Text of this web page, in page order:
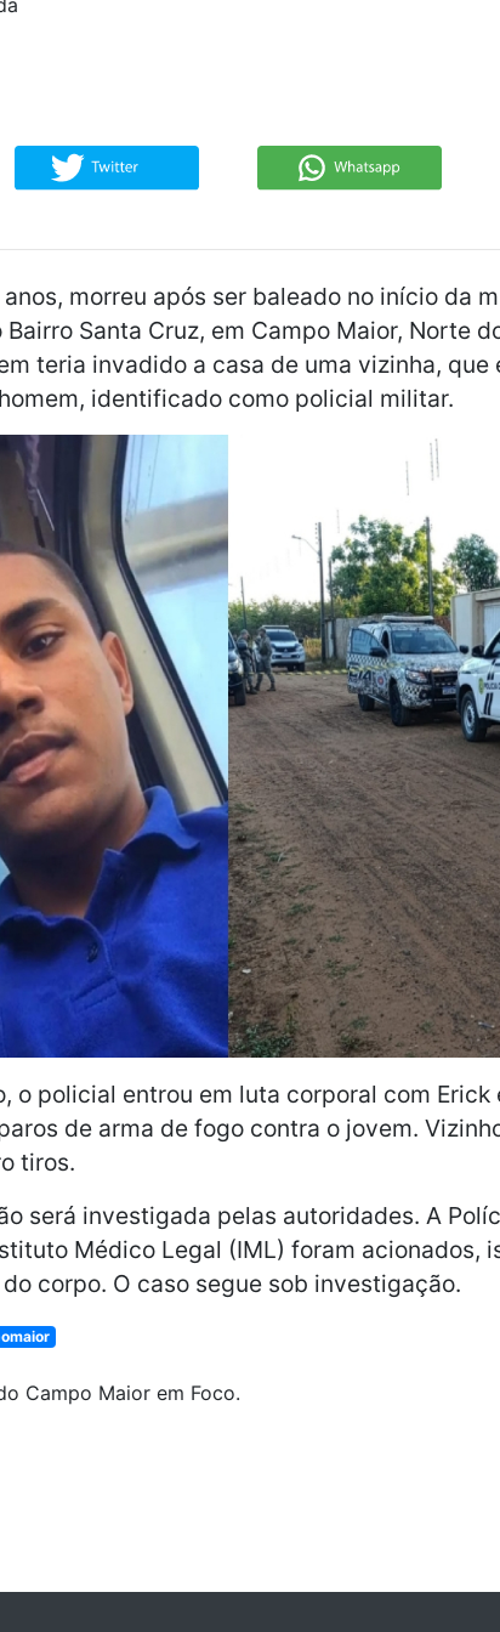
morreu após ser baleado no início da
Santa Cruz, em Campo Maior, Norte
teria invadido a casa de uma vizinha, que
identificado como policial militar.
o policial entrou em luta corporal com Erick
de arma de fogo contra o jovem.
tiros.
será investigada pelas autoridades. A
Médico Legal (IML) foram acionados,
corpo. O caso segue sob investigação.
Campo Maior em Foco.